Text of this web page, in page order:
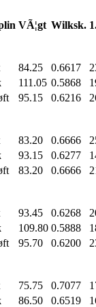
VÃ¦gt Wilksk.
84.25 0.6617
111.05 0.5868
95.15 0.6216
83.20 0.6666
93.15 0.6277
83.20 0.6666
93.45 0.6268
109.80 0.5888
95.70 0.6200
75.75 0.7077
86.50 0.6519